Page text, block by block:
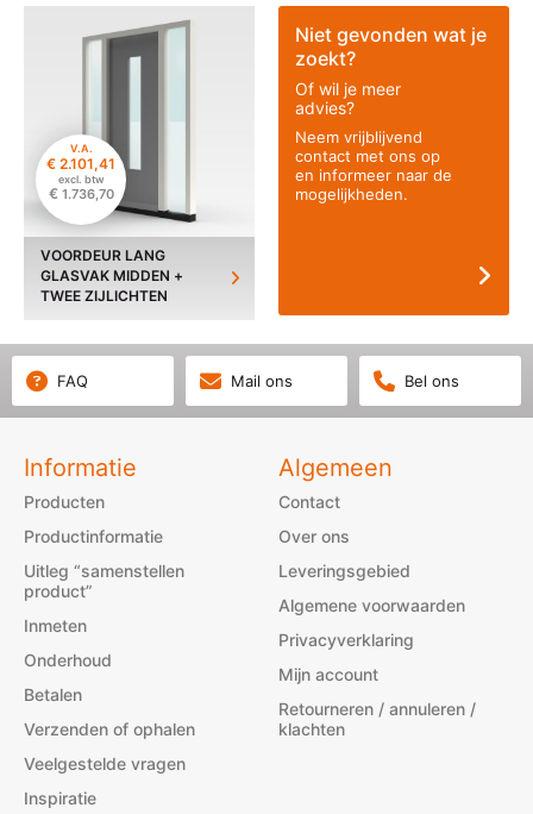
V.A.
€ 2.101,41
excl. btw
€1.736,70
VOORDEUR LANG
GLASVAK MIDDEN +
TWEE ZIJLICHTEN
Niet gevonden wat je
zoekt?
Of wil je meer
advies?
Neem vrijblijvend
contact met ons op
en informeer naar de
mogelijkheden.
FAQ Mail ons Bel ons
Informatie
Producten
Productinformatie
Uitleg “samenstellen
product”
Inmeten
Onderhoud
Betalen
Verzenden of ophalen
Veelgestelde vragen
Inspiratie
Algemeen
Contact
Over ons
Leveringsgebied
Algemene voorwaarden
Privacyverklaring
Mijn account
Retourneren / annuleren /
klachten